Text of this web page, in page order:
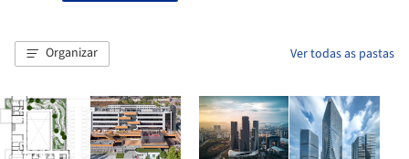
Organizar Ver todas as pastas